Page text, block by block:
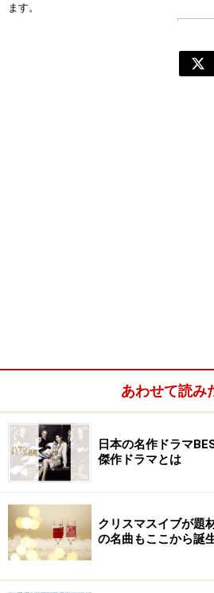
あわせて読み
日本の名作ドラマ
傑作ドラマとは
クリスマスイブが題
の名曲もここから誕